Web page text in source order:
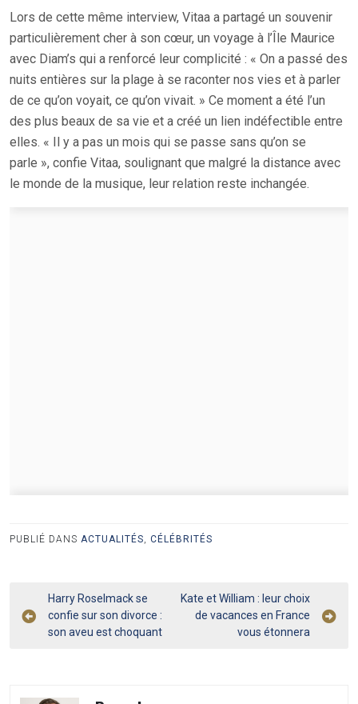
Lors de cette même interview, Vitaa a partagé un souvenir
particulièrement cher à son cœur, un voyage à l’Île Maurice
avec Diam’s qui a renforcé leur complicité : « On a passé des
nuits entières sur la plage à se raconter nos vies et à parler
de ce qu’on voyait, ce qu’on vivait. » Ce moment a été l’un
des plus beaux de sa vie et a créé un lien indéfectible entre
elles. « Il y a pas un mois qui se passe sans qu’on se
parle », confie Vitaa, soulignant que malgré la distance avec
le monde de la musique, leur relation reste inchangée.
PUBLIÉ DANS ACTUALITÉS, CÉLÉBRITÉS
Navigation
de
Harry Roselmack se
confie sur son divorce :
son aveu est choquant
Kate et William : leur choix
de vacances en France
vous étonnera